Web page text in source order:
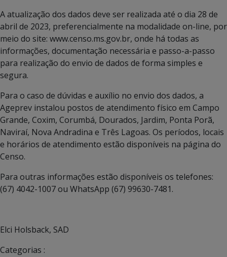
A atualização dos dados deve ser realizada até o dia 28 de
abril de 2023, preferencialmente na modalidade on-line, por
meio do site: www.censo.ms.gov.br, onde há todas as
informações, documentação necessária e passo-a-passo
para realização do envio de dados de forma simples e
segura.
Para o caso de dúvidas e auxílio no envio dos dados, a
Ageprev instalou postos de atendimento físico em Campo
Grande, Coxim, Corumbá, Dourados, Jardim, Ponta Porã,
Naviraí, Nova Andradina e Três Lagoas. Os períodos, locais
e horários de atendimento estão disponíveis na página do
Censo.
Para outras informações estão disponíveis os telefones:
(67) 4042-1007 ou WhatsApp (67) 99630-7481.
Elci Holsback, SAD
Categorias :